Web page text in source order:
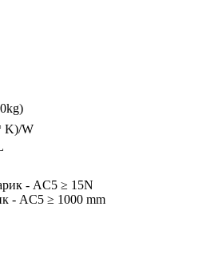
K)/W
- AC5 ≥ 15N
- AC5 ≥ 1000 mm